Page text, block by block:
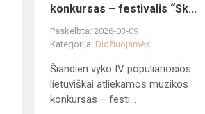
konkursas – festivalis “Sk...
Paskelbta: 2026-03-09
Kategorija: Didžiuojamės
Šiandien vyko IV populiariosios
lietuviškai atliekamos muzikos
konkursas – festi...